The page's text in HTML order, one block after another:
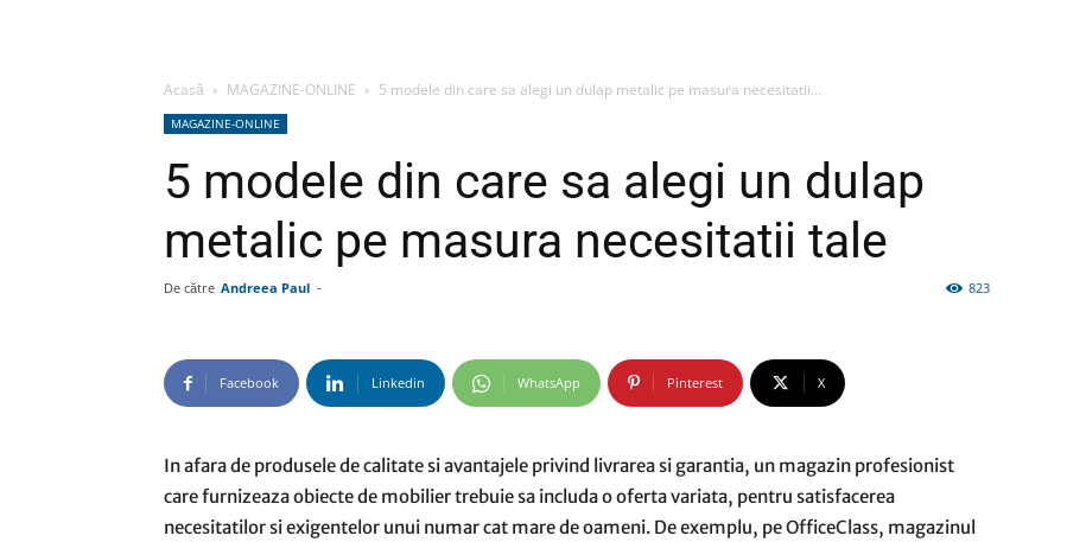
comunicate
Acasă MAGAZINE-ONLINE 5 modele din care sa alegi un dulap metalic pe masura necesitatii...
MAGAZINE-ONLINE
5 modele din care sa alegi un dulap
metalic pe masura necesitatii tale
De către Andreea Paul - 823
Facebook Linkedin WhatsApp Pinterest X
In afara de produsele de calitate si avantajele privind livrarea si garantia, un magazin profesionist
care furnizeaza obiecte de mobilier trebuie sa includa o oferta variata, pentru satisfacerea
necesitatilor si exigentelor unui numar cat mare de oameni. De exemplu, pe OfficeClass, magazinul